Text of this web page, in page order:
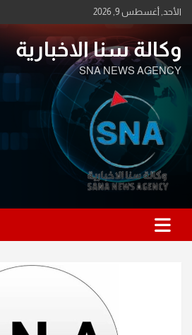
Skip
to
الأحد, أغسطس 9, 2026
وكالة سنا الاخبارية
SNA NEWS AGENCY